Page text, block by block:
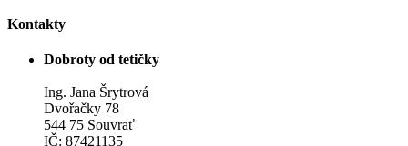
Kontakty
Dobroty od tetičky
Ing. Jana Šrytrová
Dvořačky 78
544 75 Souvrať
IČ: 87421135